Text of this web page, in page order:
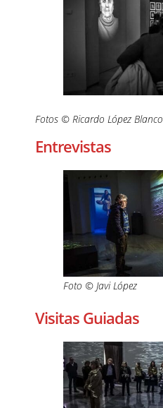
Fotos © Ricardo López Blanco
Entrevistas
Foto © Javi López
Visitas Guiadas